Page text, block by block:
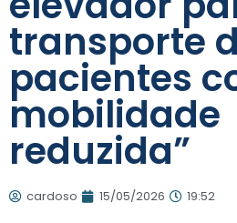
transporte
pacientes
mobilidade
reduzida”
cardoso 15/05/2026 19:52